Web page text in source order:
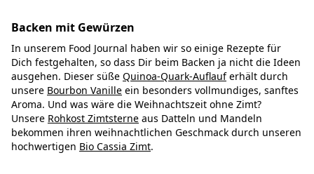
Backen mit Gewürzen
In unserem Food Journal haben wir so einige Rezepte für
Dich festgehalten, so dass Dir beim Backen ja nicht die Ideen
ausgehen. Dieser süße Quinoa-Quark-Auflauferhält durch
unsere Bourbon Vanille ein besonders vollmundiges, sanftes
Aroma. Und was wäre die Weihnachtszeit ohne Zimt?
Unsere Rohkost Zimtsterne aus Datteln und Mandeln
bekommen ihren weihnachtlichen Geschmack durch unseren
hochwertigen Bio Cassia Zimt.